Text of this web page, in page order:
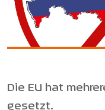
Die EU hat
gesetzt.